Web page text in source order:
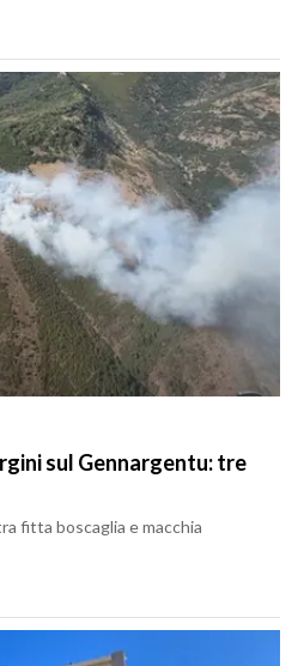
sul Gennargentu: tre
fitta boscaglia e macchia